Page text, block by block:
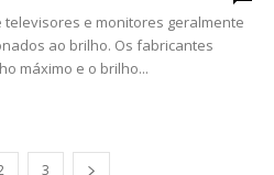
televisores e monitores geralmente
ao brilho. Os fabricantes
máximo e o brilho...
3